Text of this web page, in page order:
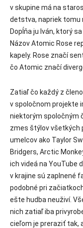
v skupine má na
detstva, napriek tomu
Dopĺňa ju Iván, ktorý
Názov Atomic Rose
kapely. Rose značí
čo Atomic značí
Zatiaľ čo každý z
v spoločnom projekte
niektorým spoločným
zmes štýlov všetkých
umelcov ako Taylor
Bridgers, Arctic
ich videá na YouTube
v krajine sú zaplnené
podobné pri
ešte hudba neuživí.
nich zatiaľ iba
cieľom je preraziť tak,